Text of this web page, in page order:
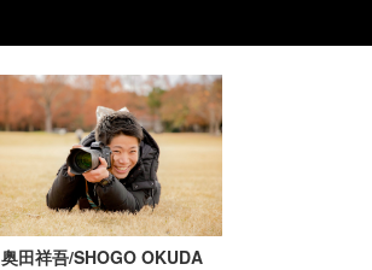
奥田祥吾/SHOGO OKUDA